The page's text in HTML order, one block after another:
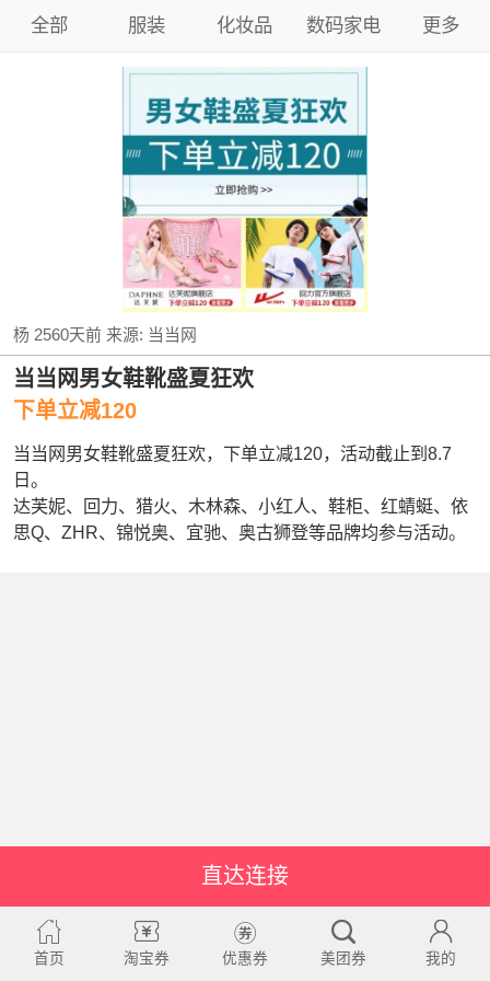
全部 服装 化妆品 数码家电 更多
杨 2560天前来源: 当当网
当当网男女鞋靴盛夏狂欢
下单立减120
当当网男女鞋靴盛夏狂欢，下单立减120，活动截止到8.7
日。
达芙妮、回力、猎火、木林森、小红人、鞋柜、红蜻蜓、依
思Q、ZHR、锦悦奥、宜驰、奥古狮登等品牌均参与活动。
直达连接
首页 淘宝券 优惠券 美团券 我的